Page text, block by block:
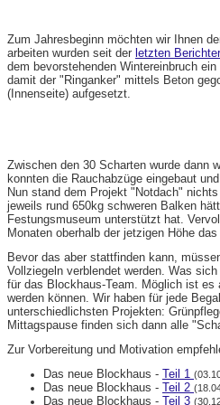
Zum Jahresbeginn möchten wir Ihnen
arbeiten wurden seit der letzten
dem bevorstehenden Wintereinbruch
damit der "Ringanker" mittels Beton
(Innenseite) aufgesetzt.
Zwischen den 30 Scharten wurde dann
konnten die Rauchabzüge eingebaut
Nun stand dem Projekt "Notdach"
jeweils rund 650kg schweren Balken
Festungsmuseum unterstützt hat.
Monaten oberhalb der jetzigen Höhe
Bevor das aber stattfinden kann,
Vollziegeln verblendet werden. Was
für das Blockhaus-Team. Möglich ist
werden können. Wir haben für jede
unterschiedlichsten Projekten:
Mittagspause finden sich dann alle
Zur Vorbereitung und Motivation
Das neue Blockhaus - Teil 1
Das neue Blockhaus - Teil 2
Das neue Blockhaus - Teil 3